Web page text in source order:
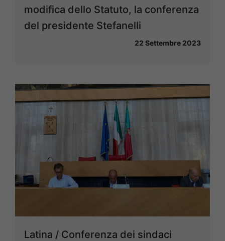
modifica dello Statuto, la conferenza
del presidente Stefanelli
22 Settembre 2023
Latina / Conferenza dei sindaci